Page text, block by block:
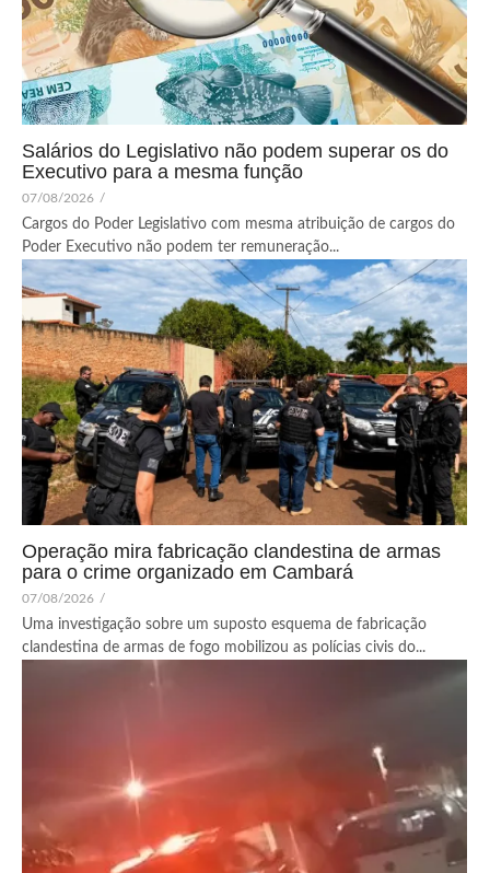
Salários do Legislativo não podem superar os do
Executivo para a mesma função
07/08/2026 /
Cargos do Poder Legislativo com mesma atribuição de cargos do
Poder Executivo não podem ter remuneração...
Operação mira fabricação clandestina de armas
para o crime organizado em Cambará
07/08/2026 /
Uma investigação sobre um suposto esquema de fabricação
clandestina de armas de fogo mobilizou as polícias civis do...